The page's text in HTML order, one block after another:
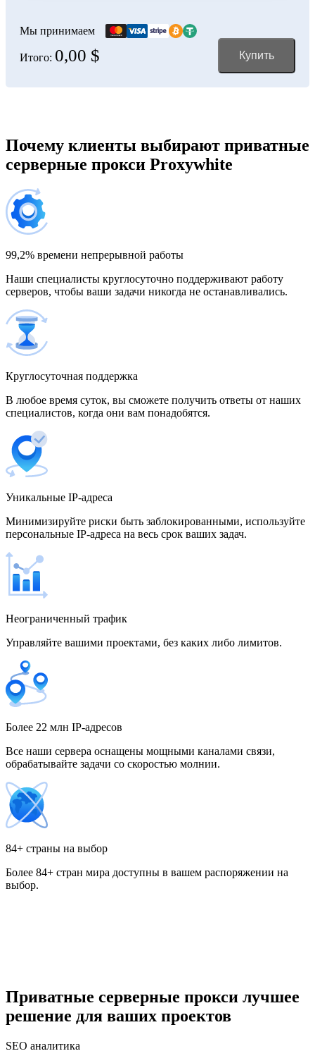
Боливия
Великобритания
Вьетнам
Греция
Дания
Израиль
356,00 $
150 IP-адресов
скидка 12%
200 IP-адресов
696,00 $
1 032,00 $
500 IP-адресов
1 700,00 $
Мы принимаем
Итого: 0,00 $ Купить
Почему клиенты выбирают приватные
серверные прокси Proxywhite
99,2% времени непрерывной работы
Наши специалисты круглосуточно поддерживают работу
серверов, чтобы ваши задачи никогда не останавливались.
Круглосуточная поддержка
В любое время суток, вы сможете получить ответы от наших
специалистов, когда они вам понадобятся.
Уникальные IP-адреса
Минимизируйте риски быть заблокированными, используйте
персональные IP-адреса на весь срок ваших задач.
Неограниченный трафик
Управляйте вашими проектами, без каких либо лимитов.
Более 22 млн IP-адресов
Все наши сервера оснащены мощными каналами связи,
обрабатывайте задачи со скоростью молнии.
84+ страны на выбор
Более 84+ стран мира доступны в вашем распоряжении на
выбор.
Приватные серверные прокси лучшее
решение для ваших проектов
SEO аналитика